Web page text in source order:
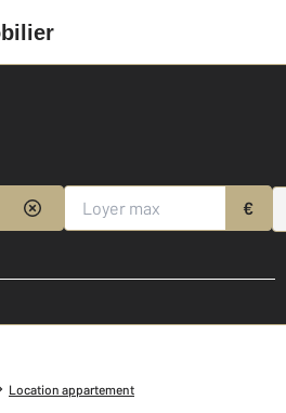
€
Location appartement